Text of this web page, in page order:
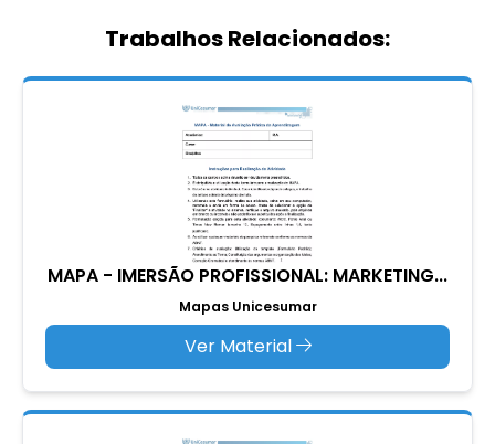
Trabalhos Relacionados:
MAPA - IMERSÃO PROFISSIONAL: MARKETING...
Mapas Unicesumar
Ver Material